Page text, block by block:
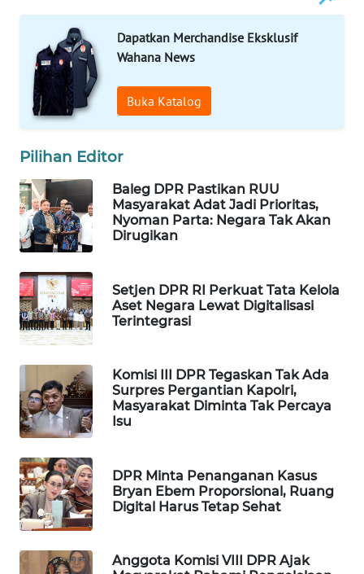
Dapatkan Merchandise Eksklusif
Wahana News
Buka Katalog
Pilihan Editor
Baleg DPR Pastikan RUU
Masyarakat Adat Jadi Prioritas,
Nyoman Parta: Negara Tak Akan
Dirugikan
Setjen DPR RI Perkuat Tata Kelola
Aset Negara Lewat Digitalisasi
Terintegrasi
Komisi III DPR Tegaskan Tak Ada
Surpres Pergantian Kapolri,
Masyarakat Diminta Tak Percaya
Isu
DPR Minta Penanganan Kasus
Bryan Ebem Proporsional, Ruang
Digital Harus Tetap Sehat
Anggota Komisi VIII DPR Ajak
WAHANA
PERSONA
WAHANA
OTOMOTIF
WAHANA
HEALTH
WAHANA
DESA
LAPAK
WAHANA
Wahana
Network
KONSUMEN
LISTRIK
MASYARAKAT
KELISTRIKAN
ID